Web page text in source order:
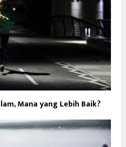
Mana yang Lebih Baik?